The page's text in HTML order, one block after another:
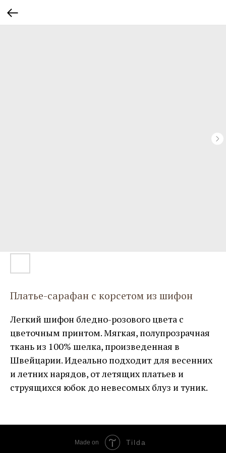
Платье-сарафан с корсетом из шифон
Легкий шифон бледно-розового цвета с
цветочным принтом. Мягкая, полупрозрачная
ткань из 100% шелка, произведенная в
Швейцарии. Идеально подходит для весенних
и летних нарядов, от летящих платьев и
струящихся юбок до невесомых блуз и туник.
Made on Tilda